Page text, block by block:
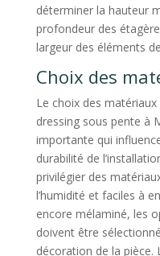
déterminer la hauteur
profondeur des
largeur des éléments
Choix des
Le choix des
dressing sous pente à
importante qui
durabilité de
privilégier des
l’humidité et faciles à
encore mélaminé, les
doivent être
décoration de la pièce.